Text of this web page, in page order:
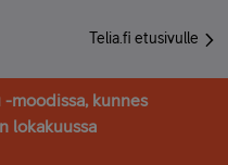
Telia.fi etusivulle
moodissa, kunnes
lokakuussa